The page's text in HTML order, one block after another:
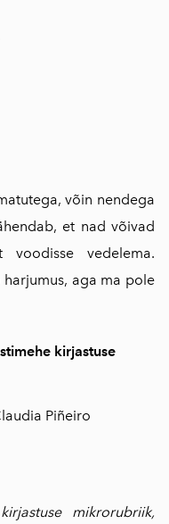
võin nendega
et nad võivad
voodisse vedelema.
aga ma pole
kirjastuse
Piñeiro
mikrorubriik,